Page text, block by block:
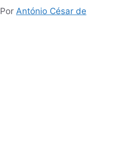
Por António César de